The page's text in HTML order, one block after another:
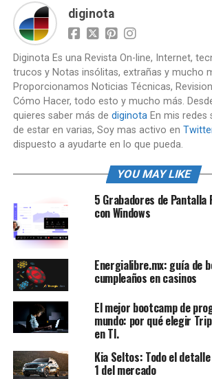
diginota
Diginota Es una Revista On-line, Internet,
trucos y Notas insólitas, extrañas y mucho
Proporcionamos Noticias Técnicas,
Cómo Hacer, todo esto y mucho más.
quieres saber más de diginotaEn mis redes
de estar en varias, Soy mas activo en
dispuesto a ayudarte en lo que pueda.
YOU MAY LIKE
5 Grabadores de Pantalla
con Windows
Energialibre.mx: guía de
cumpleaños en casinos
El mejor bootcamp de
mundo: por qué elegir
en TI.
Kia Seltos: Todo el
1 del mercado